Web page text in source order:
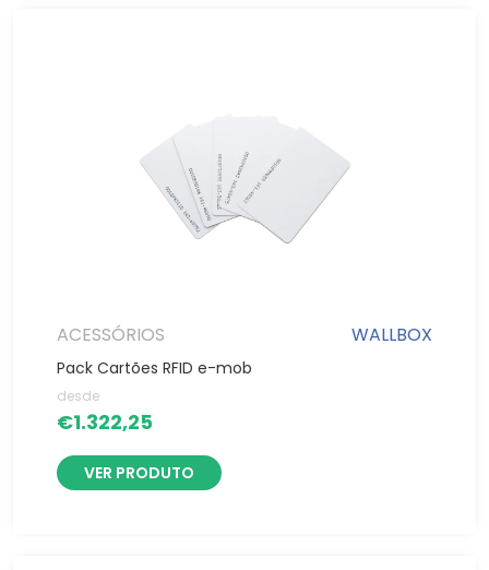
ACESSÓRIOS WALLBOX
Pack Cartões RFID e-mob
desde
€1.322,25
VER PRODUTO